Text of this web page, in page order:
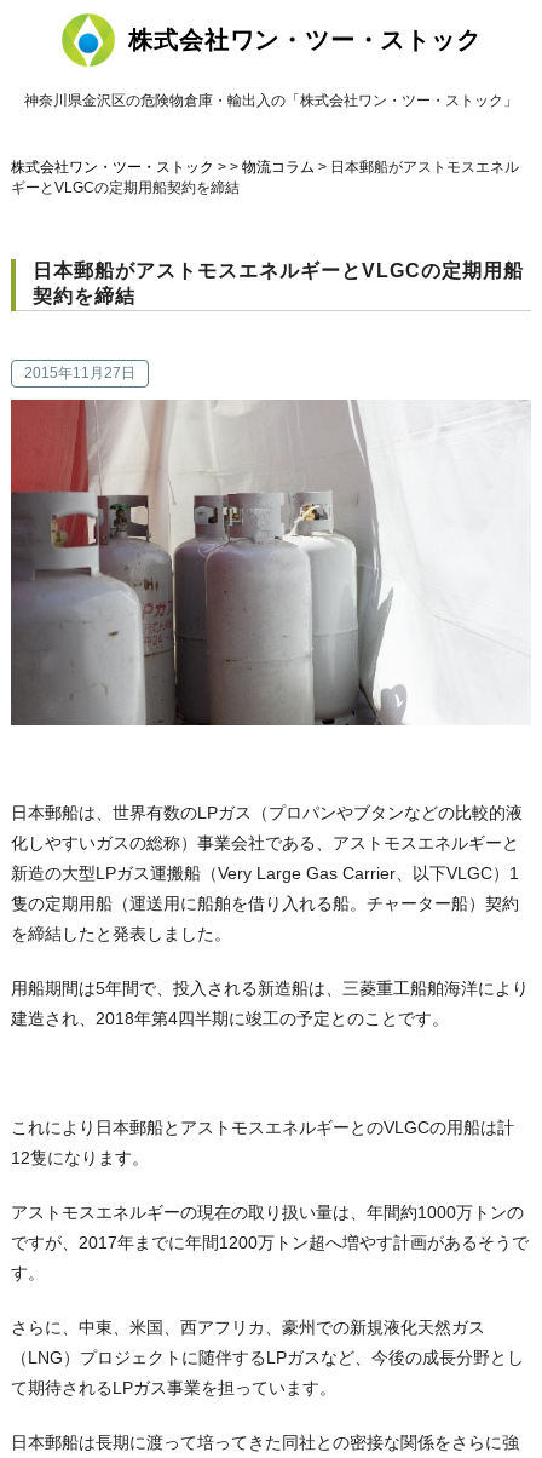
株式会社ワン・ツー・ストック
神奈川県金沢区の危険物倉庫・輸出入の「株式会社ワン・ツー・ストック」
株式会社ワン・ツー・ストック > > 物流コラム > 日本郵船がアストモスエネル
ギーとVLGCの定期用船契約を締結
日本郵船がアストモスエネルギーとVLGCの定期用船
契約を締結
2015年11月27日
日本郵船は、世界有数のLPガス（プロパンやブタンなどの比較的液
化しやすいガスの総称）事業会社である、アストモスエネルギーと
新造の大型LPガス運搬船（Very Large Gas Carrier、以下VLGC）1
隻の定期用船（運送用に船舶を借り入れる船。チャーター船）契約
を締結したと発表しました。
用船期間は5年間で、投入される新造船は、三菱重工船舶海洋により
建造され、2018年第4四半期に竣工の予定とのことです。
これにより日本郵船とアストモスエネルギーとのVLGCの用船は計
12隻になります。
アストモスエネルギーの現在の取り扱い量は、年間約1000万トンの
ですが、2017年までに年間1200万トン超へ増やす計画があるそうで
す。
さらに、中東、米国、西アフリカ、豪州での新規液化天然ガス
（LNG）プロジェクトに随伴するLPガスなど、今後の成長分野とし
て期待されるLPガス事業を担っています。
日本郵船は長期に渡って培ってきた同社との密接な関係をさらに強